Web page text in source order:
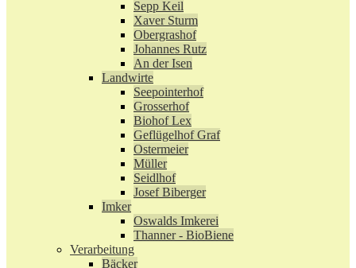
Sepp Keil
Xaver Sturm
Obergrashof
Johannes Rutz
An der Isen
Landwirte
Seepointerhof
Grosserhof
Biohof Lex
Geflügelhof Graf
Ostermeier
Müller
Seidlhof
Josef Biberger
Imker
Oswalds Imkerei
Thanner - BioBiene
Verarbeitung
Bäcker